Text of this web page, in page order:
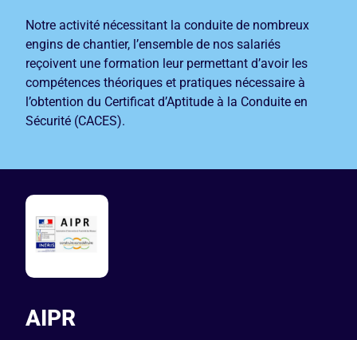
Notre activité nécessitant la conduite de nombreux
engins de chantier, l’ensemble de nos salariés
reçoivent une formation leur permettant d’avoir les
compétences théoriques et pratiques nécessaire à
l’obtention du Certificat d’Aptitude à la Conduite en
Sécurité (CACES).
AIPR